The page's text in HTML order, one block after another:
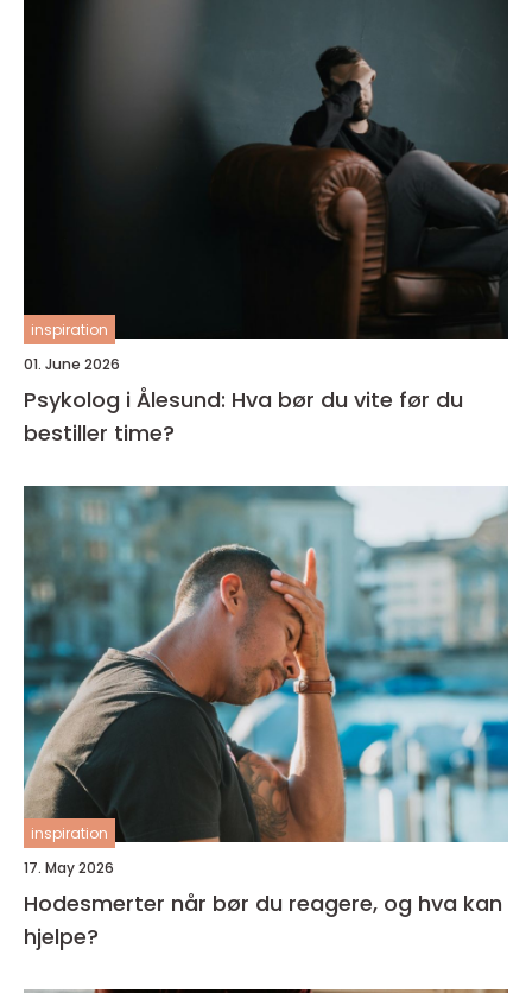
inspiration
01. June 2026
Psykolog i Ålesund: Hva bør du vite før du
bestiller time?
inspiration
17. May 2026
Hodesmerter når bør du reagere, og hva kan
hjelpe?